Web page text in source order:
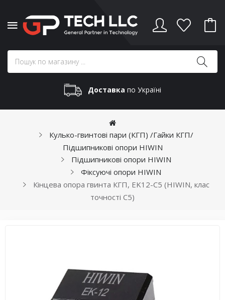
Доставка по Україні
Кулько-гвинтові пари (КГП) /Гайки КГП/
Підшипникові опори HIWIN
Підшипникові опори HIWIN
Фіксуючі опори HIWIN
Кінцева опора гвинта КГП, EK12-C5 (HIWIN, клас
точності С5)